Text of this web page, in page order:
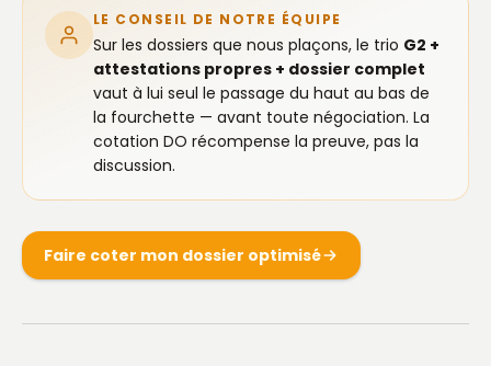
LE CONSEIL DE NOTRE ÉQUIPE
Sur les dossiers que nous plaçons, le trio G2 +
attestations propres + dossier complet
vaut à lui seul le passage du haut au bas de
la fourchette — avant toute négociation. La
cotation DO récompense la preuve, pas la
discussion.
Faire coter mon dossier optimisé